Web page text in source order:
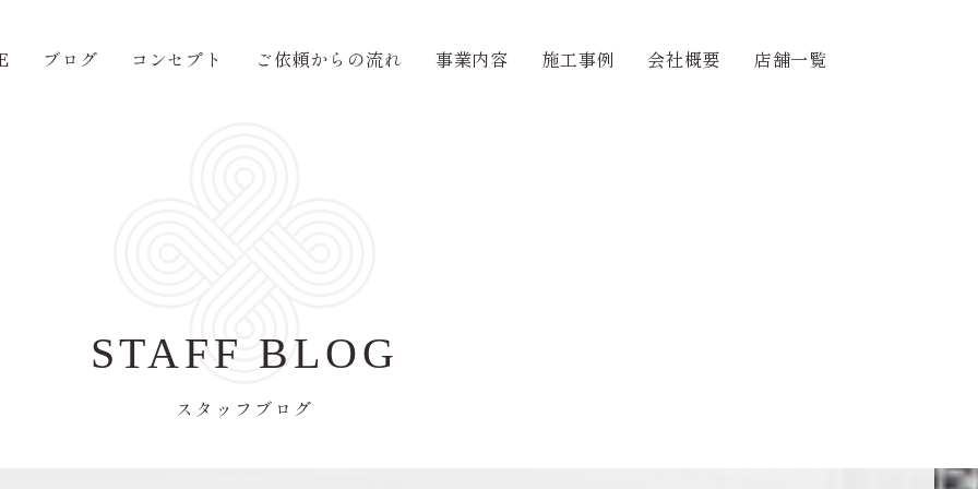
ブログ コンセプト ご依頼からの流れ 事業内容 施工事例 会社概要 店舗一覧
STAFF BLOG
スタッフブログ